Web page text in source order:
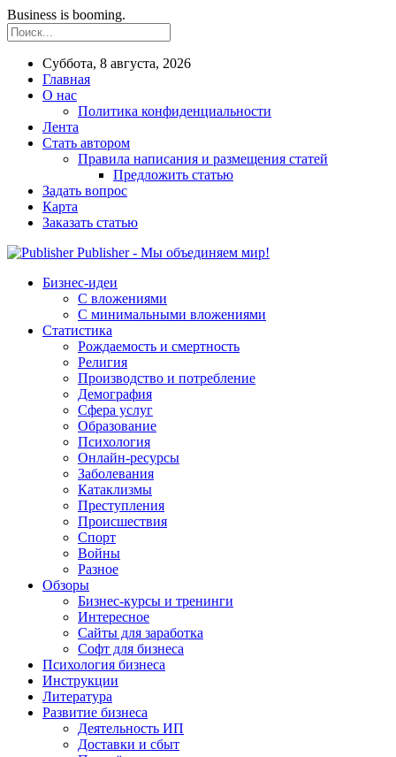
Business is booming.
Суббота, 8 августа, 2026
Главная
О нас
Политика конфиденциальности
Лента
Стать автором
Правила написания и размещения статей
Предложить статью
Задать вопрос
Карта
Заказать статью
Publisher - Мы объединяем мир!
Бизнес-идеи
С вложениями
С минимальными вложениями
Статистика
Рождаемость и смертность
Религия
Производство и потребление
Демография
Сфера услуг
Образование
Психология
Онлайн-ресурсы
Заболевания
Катаклизмы
Преступления
Происшествия
Спорт
Войны
Разное
Обзоры
Бизнес-курсы и тренинги
Интересное
Сайты для заработка
Софт для бизнеса
Психология бизнеса
Инструкции
Литература
Развитие бизнеса
Деятельность ИП
Доставки и сбыт